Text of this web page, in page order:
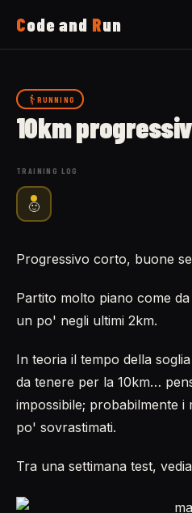
Code and Run
Running
Uses
About
RUNNING
10km
TRAINING LOG
🙂
Progressivo corto, buone
Partito molto piano come
un po' negli ultimi 2km.
In teoria il tempo della
da tenere per la 10km…
impossibile; probabilmente i
po' sovrastimati.
Tra una settimana test,